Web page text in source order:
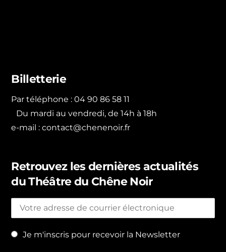
Billetterie
Par téléphone : 04 90 86 58 11
Du mardi au vendredi, de 14h à 18h
e-mail :contact@chenenoir.fr
Retrouvez les dernières actualités
du Théâtre du Chêne Noir
Je m'inscris pour recevoir la Newsletter